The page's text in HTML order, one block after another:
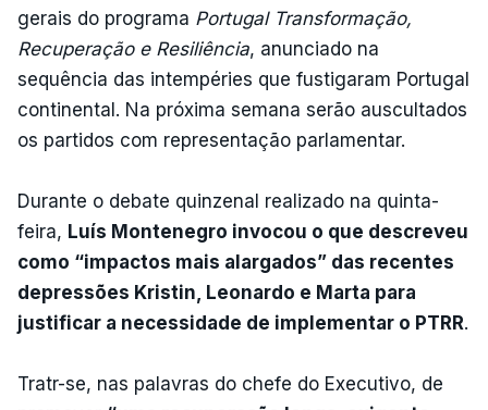
gerais do programa Portugal Transformação,
Recuperação e Resiliência, anunciado na
sequência das intempéries que fustigaram Portugal
continental. Na próxima semana serão auscultados
os partidos com representação parlamentar.
Durante o debate quinzenal realizado na quinta-
feira, Luís Montenegro invocou o que descreveu
como “impactos mais alargados” das recentes
depressões Kristin, Leonardo e Marta para
justificar a necessidade de implementar o PTRR.
Tratr-se, nas palavras do chefe do Executivo, de